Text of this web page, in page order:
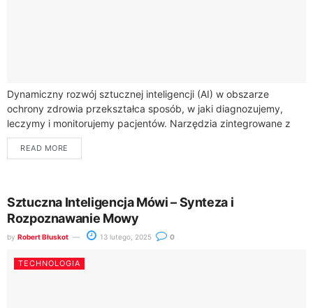
Dynamiczny rozwój sztucznej inteligencji (AI) w obszarze
ochrony zdrowia przekształca sposób, w jaki diagnozujemy,
leczymy i monitorujemy pacjentów. Narzędzia zintegrowane z
Centrum e-Zdrowia, takie jak Internetowe Konto Pacjenta,
obsługują już...
READ MORE
Sztuczna Inteligencja Mówi – Synteza i
Rozpoznawanie Mowy
by Robert Błuskot 13 lutego, 2025 0
TECHNOLOGIA